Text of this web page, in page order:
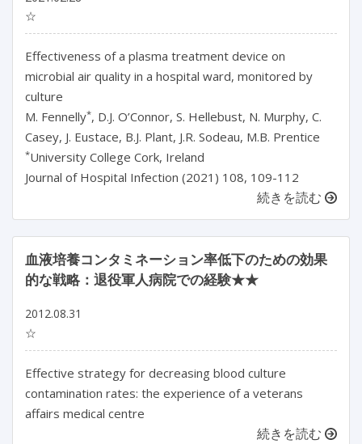
☆
Effectiveness of a plasma treatment device on
microbial air quality in a hospital ward, monitored by
culture
M. Fennelly*, D.J. O’Connor, S. Hellebust, N. Murphy, C.
Casey, J. Eustace, B.J. Plant, J.R. Sodeau, M.B. Prentice
*University College Cork, Ireland
Journal of Hospital Infection (2021) 108, 109-112
続きを読む
血液培養コンタミネーション率低下のための効果
的な戦略：退役軍人病院での経験★★
2012.08.31
☆
Effective strategy for decreasing blood culture
contamination rates: the experience of a veterans
affairs medical centre
続きを読む